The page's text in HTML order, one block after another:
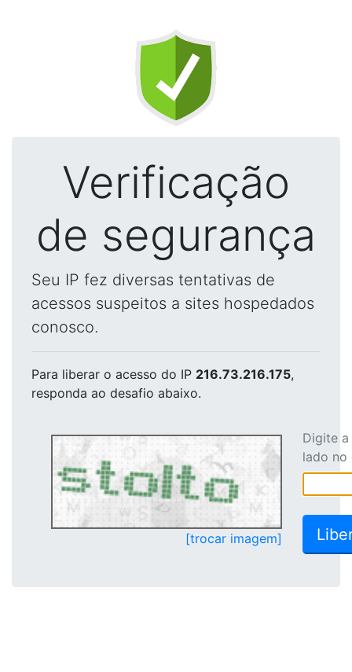
Verificação
de segurança
Seu IP fez diversas tentativas de
acessos suspeitos a sites hospedados
conosco.
Para liberar o acesso do IP 216.73.216.175,
responda ao desafio abaixo.
[trocar imagem]
Digite
lado no